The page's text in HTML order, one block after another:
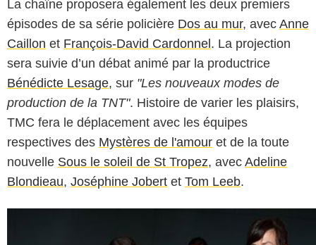
La chaîne proposera également les deux premiers
épisodes de sa série policière Dos au mur, avec Anne
Caillon et François-David Cardonnel. La projection
sera suivie d’un débat animé par la productrice
Bénédicte Lesage, sur "Les nouveaux modes de
production de la TNT". Histoire de varier les plaisirs,
TMC fera le déplacement avec les équipes
respectives des Mystères de l'amour et de la toute
nouvelle Sous le soleil de St Tropez, avec Adeline
Blondieau, Joséphine Jobert et Tom Leeb.